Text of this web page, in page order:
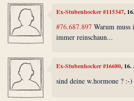
Ex-Stubenhocker #115347,
#76.687.897 Warum muss
immer reinschaun...
Ex-Stubenhocker #16680, 16.
sind deine w.hormone ? :-)